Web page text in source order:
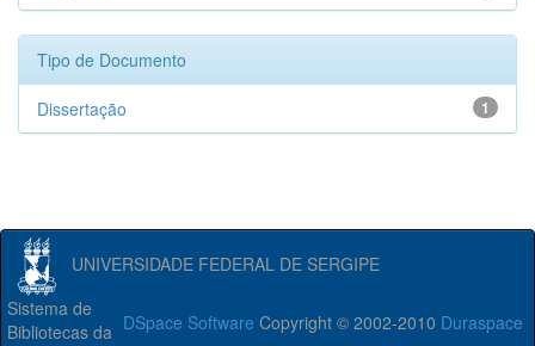
Tipo de Documento
1
Dissertação
UNIVERSIDADE FEDERAL DE SERGIPE
DSpace Software Copyright © 2002-2010 Duraspace
Sistema de
Bibliotecas da